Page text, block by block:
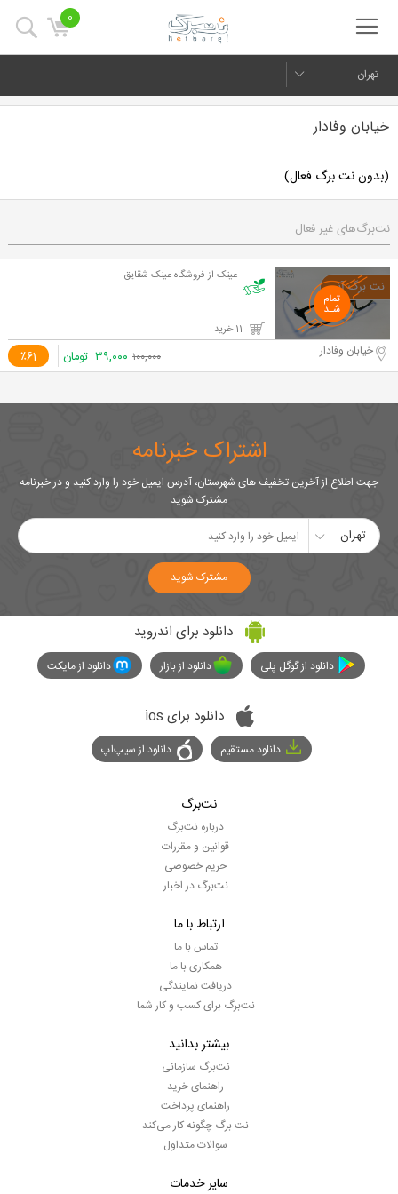
0
تهران
خیابان وفادار
(بدون نت برگ فعال)
نت‌برگ‌های غیر فعال
عینک از فروشگاه عینک شقایق
٪61 خیابان وفادار ۱۰۰,۰۰۰ ۳۹,۰۰۰ تومان
اشتراک خبرنامه
جهت اطلاع از آخرین تخفیف های شهرستان، آدرس ایمیل خود را وارد کنید و در خبرنامه
مشترک شوید
تهران
مشترک شوید
دانلود برای اندروید
دانلود از گوگل پلی دانلود از بازار دانلود از مایکت
دانلود برای ios
دانلود مستقیم دانلود از سیپ‌اپ
نت‌برگ
درباره نت‌برگ
قوانین و مقررات
حریم خصوصی
نت‌برگ در اخبار
ارتباط با ما
تماس با ما
همکاری با ما
دریافت نمایندگی
نت‌برگ برای کسب و کار شما
بیشتر بدانید
نت‌برگ سازمانی
راهنمای خرید
راهنمای پرداخت
نت برگ چگونه کار می‌کند
سوالات متداول
سایر خدمات